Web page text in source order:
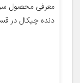
معرفی محصول سر
دنده چیکال در